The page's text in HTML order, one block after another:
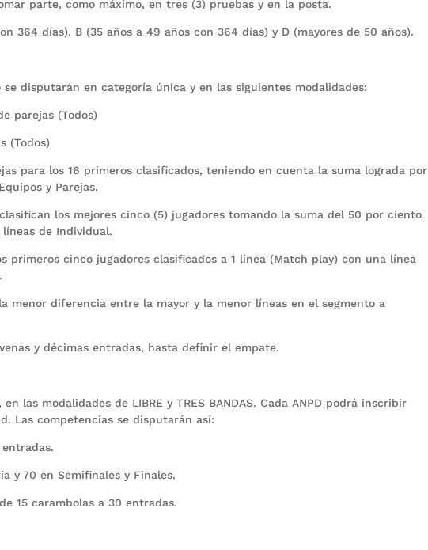
parte, como máximo, en tres (3) pruebas y en la posta.
364 días). B (35 años a 49 años con 364 días) y D (mayores de 50 años).
se disputarán en categoría única y en las siguientes modalidades:
parejas (Todos)
(Todos)
para los 16 primeros clasificados, teniendo en cuenta la suma lograda por
y Parejas.
clasifican los mejores cinco (5) jugadores tomando la suma del 50 por ciento
de Individual.
primeros cinco jugadores clasificados a 1 línea (Match play) con una línea
menor diferencia entre la mayor y la menor líneas en el segmento a
y décimas entradas, hasta definir el empate.
las modalidades de LIBRE y TRES BANDAS. Cada ANPD podrá inscribir
Las competencias se disputarán así:
entradas.
y 70 en Semifinales y Finales.
15 carambolas a 30 entradas.